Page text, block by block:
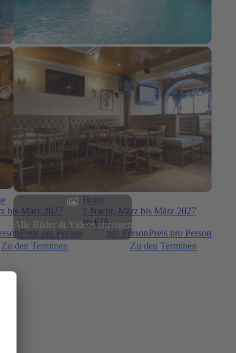
Alle Bilder & Videos anzeigen
bis März 2027
Preis pro Person
Zu den Terminen
Hotel
1 Nacht, März bis März 2027
ab €18,-
pro PersonPreis pro Person
Zu den Terminen